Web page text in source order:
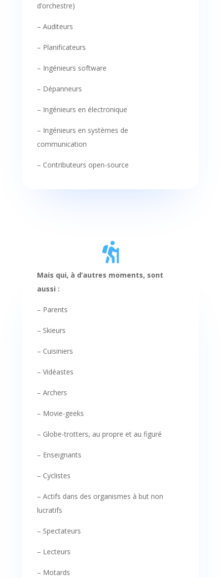
d’orchestre)
– Auditeurs
– Planificateurs
– Ingénieurs software
– Dépanneurs
– Ingénieurs en électronique
– Ingénieurs en systèmes de
communication
– Contributeurs open-source

Mais qui, à d’autres moments, sont
aussi :
– Parents
– Skieurs
– Cuisiniers
– Vidéastes
– Archers
– Movie-geeks
– Globe-trotters, au propre et au figuré
– Enseignants
– Cyclistes
– Actifs dans des organismes à but non
lucratifs
– Spectateurs
– Lecteurs
– Motards